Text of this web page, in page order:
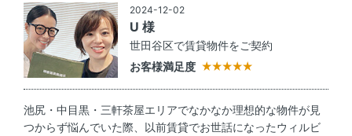
2024-12-02
U 様
世田谷区で賃貸物件をご契約
お客様満足度
池尻・中目黒・三軒茶屋エリアでなかなか理想的な物件が見
つからず悩んでいた際、以前賃貸でお世話になったウィルビ